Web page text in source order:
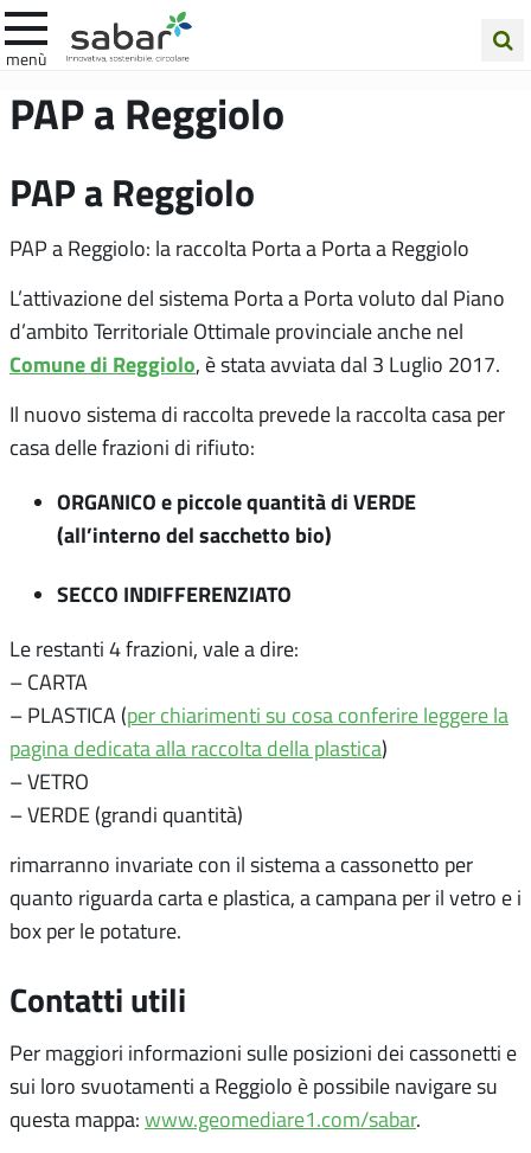
menù
nelPAP a Reggiolo
PAP a Reggiolo
PAP a Reggiolo: la raccolta Porta a Porta a Reggiolo
L’attivazione del sistema Porta a Porta voluto dal Piano
d’ambito Territoriale Ottimale provinciale anche nel
Comune di Reggiolo, è stata avviata dal 3 Luglio 2017.
Il nuovo sistema di raccolta prevede la raccolta casa per
casa delle frazioni di rifiuto:
ORGANICO e piccole quantità di VERDE
(all’interno del sacchetto bio)
SECCO INDIFFERENZIATO
Le restanti 4 frazioni, vale a dire:
– CARTA
– PLASTICA (per chiarimenti su cosa conferire leggere la
pagina dedicata alla raccolta della plastica)
– VETRO
– VERDE (grandi quantità)
rimarranno invariate con il sistema a cassonetto per
quanto riguarda carta e plastica, a campana per il vetro e i
box per le potature.
Contatti utili
Per maggiori informazioni sulle posizioni dei cassonetti e
sui loro svuotamenti a Reggiolo è possibile navigare su
questa mappa: www.geomediare1.com/sabar.